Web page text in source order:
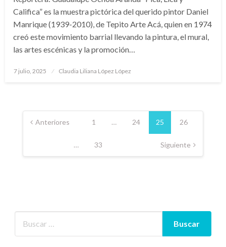
Califica” es la muestra pictórica del querido pintor Daniel
Manrique (1939-2010), de Tepito Arte Acá, quien en 1974
creó este movimiento barrial llevando la pintura, el mural,
las artes escénicas y la promoción…
Publicado
7 julio, 2025 Claudia Liliana López López
Paginación
de Anteriores 1 … 24 25 26
… 33 Siguiente